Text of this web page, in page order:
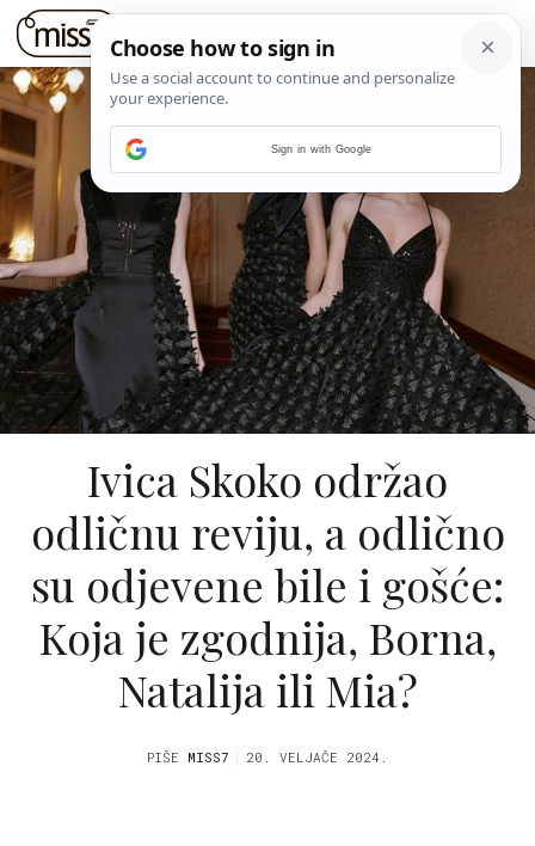
Ivica Skoko održao
odličnu reviju, a odlično
su odjevene bile i gošće:
Koja je zgodnija, Borna,
Natalija ili Mia?
PIŠE MISS7 20. VELJAČE 2024.
Sign in with Google